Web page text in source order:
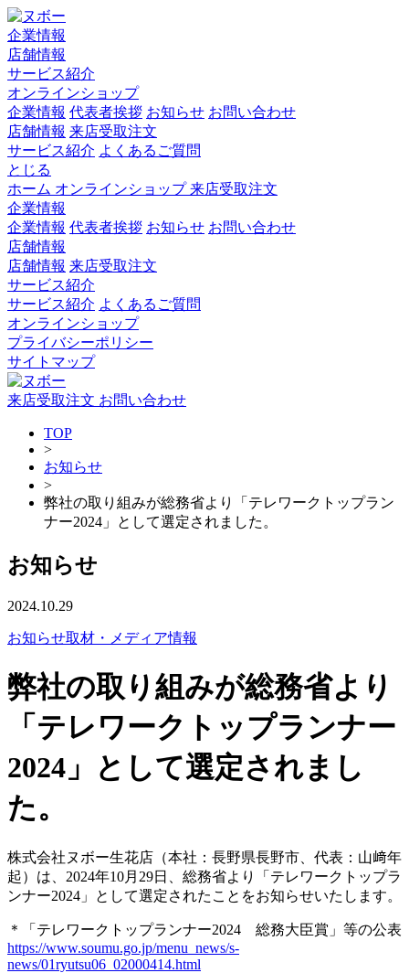
企業情報
店舗情報
サービス紹介
オンラインショップ
企業情報 代表者挨拶 お知らせ お問い合わせ
店舗情報 来店受取注文
サービス紹介 よくあるご質問
とじる
ホーム オンラインショップ来店受取注文
企業情報
企業情報 代表者挨拶 お知らせ お問い合わせ
店舗情報
店舗情報 来店受取注文
サービス紹介
サービス紹介 よくあるご質問
オンラインショップ
プライバシーポリシー
サイトマップ
来店受取注文 お問い合わせ
TOP
>
お知らせ
>
弊社の取り組みが総務省より「テレワークトップラン
ナー2024」として選定されました。
お知らせ
2024.10.29
お知らせ取材・メディア情報
弊社の取り組みが総務省より
「テレワークトップランナー
2024」として選定されまし
た。
株式会社ヌボー生花店（本社：長野県長野市、代表：山﨑年
起）は、2024年10月29日、総務省より「テレワークトップラ
ンナー2024」として選定されたことをお知らせいたします。
＊「テレワークトップランナー2024 総務大臣賞」等の公表
https://www.soumu.go.jp/menu_news/s-
news/01ryutsu06_02000414.html